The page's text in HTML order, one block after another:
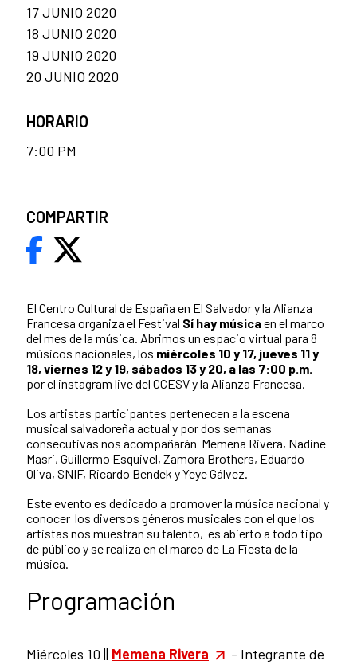
El Centro Cultural de España en El Salvador y la Alianza
Francesa organiza el Festival Sí hay músicaen el marco
del mes de la música. Abrimos un espacio virtual para 8
músicos nacionales, los miércoles 10 y 17, jueves 11 y
18, viernes 12 y 19, sábados 13 y 20, a las 7:00 p.m.
por el instagram live del CCESV y la Alianza Francesa.
Los artistas participantes pertenecen a la escena
musical salvadoreña actual y por dos semanas
consecutivas nos acompañarán Memena Rivera, Nadine
Masri, Guillermo Esquivel, Zamora Brothers, Eduardo
Oliva, SNIF, Ricardo Bendek y Yeye Gálvez.
Este evento es dedicado a promover la música nacional y
conocer los diversos géneros musicales con el que los
artistas nos muestran su talento, es abierto a todo tipo
de público y se realiza en el marco de La Fiesta de la
música.
Programación
Miércoles 10 || Memena Rivera
- Integrante de
17 JUNIO 2020
18 JUNIO 2020
19 JUNIO 2020
20 JUNIO 2020
HORARIO
7:00 PM
COMPARTIR